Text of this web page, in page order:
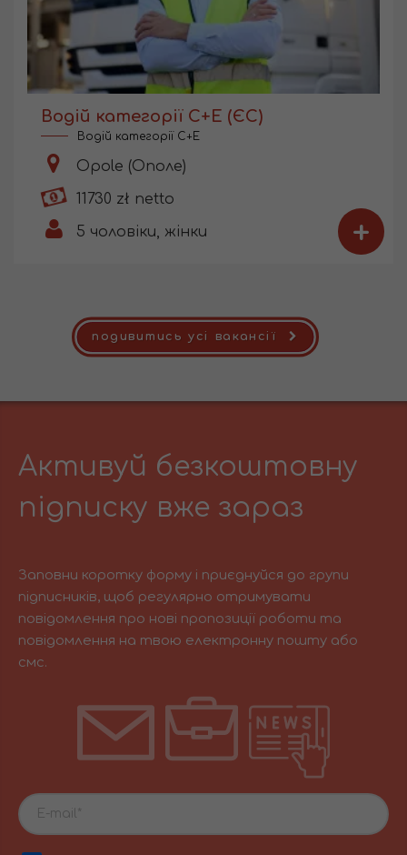
Водій категорії С+Е (ЄС)
Водій категорії C+E
Opole (Ополе)
11730 zł netto
5 чоловіки, жінки +
подивитись усі вакансії
Активуй безкоштовну
підписку вже зараз
Заповни коротку форму і приєднуйся до групи
підписників, щоб регулярно отримувати
повідомлення про нові пропозиції роботи та
повідомлення на твою електронну пошту або
смс.